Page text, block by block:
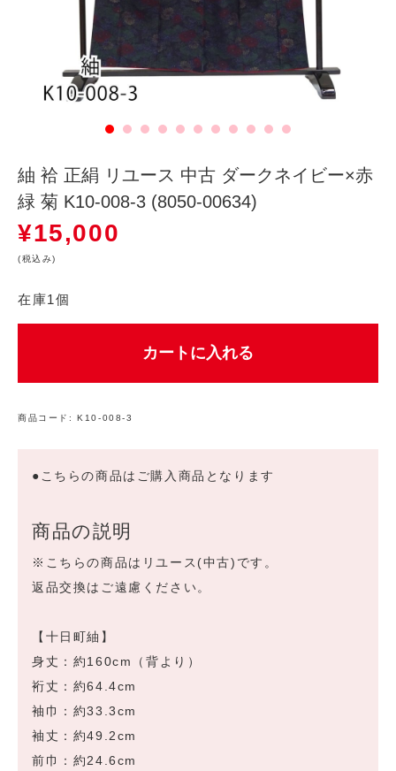
紬 袷 正絹 リユース 中古 ダークネイビー×赤
緑 菊 K10-008-3 (8050-00634)
¥15,000
(税込み)
在庫1個
カートに入れる
商品コード:K10-008-3
●こちらの商品はご購入商品となります
商品の説明
※こちらの商品はリユース(中古)です。
返品交換はご遠慮ください。
【十日町紬】
身丈：約160cm（背より）
裄丈：約64.4cm
袖巾：約33.3cm
袖丈：約49.2cm
前巾：約24.6cm